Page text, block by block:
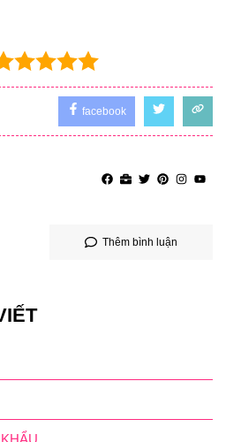
facebook
Thêm bình luận